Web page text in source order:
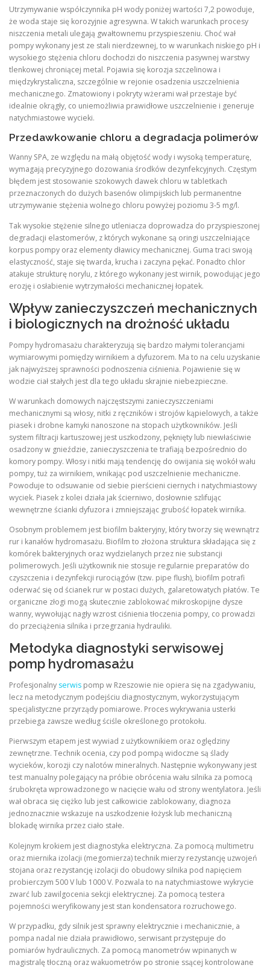
Utrzymywanie współczynnika pH wody poniżej wartości 7,2 powoduje,
że woda staje się korozyjnie agresywna. W takich warunkach procesy
niszczenia metali ulegają gwałtownemu przyspieszeniu. Choć wał
pompy wykonany jest ze stali nierdzewnej, to w warunkach niskiego pH i
wysokiego stężenia chloru dochodzi do niszczenia pasywnej warstwy
tlenkowej chroniącej metal. Pojawia się korozja szczelinowa i
międzykrystaliczna, szczególnie w rejonie osadzenia uszczelnienia
mechanicznego. Zmatowiony i pokryty wżerami wał przestaje być
idealnie okrągły, co uniemożliwia prawidłowe uszczelnienie i generuje
natychmiastowe wycieki.
Przedawkowanie chloru a degradacja polimerów
Wanny SPA, ze względu na małą objętość wody i wysoką temperaturę,
wymagają precyzyjnego dozowania środków dezynfekcyjnych. Częstym
błędem jest stosowanie szokowych dawek chloru w tabletkach
przeznaczonych do dużych basenów olimpijskich lub permanentne
utrzymywanie stężenia wolnego chloru powyżej poziomu 3-5 mg/l.
Tak wysokie stężenie silnego utleniacza doprowadza do przyspieszonej
degradacji elastomerów, z których wykonane są oringi uszczelniające
korpus pompy oraz elementy dławicy mechanicznej. Guma traci swoją
elastyczność, staje się twarda, krucha i zaczyna pękać. Ponadto chlor
atakuje strukturę norylu, z którego wykonany jest wirnik, powodując jego
erozję i osłabienie wytrzymałości mechanicznej łopatek.
Wpływ zanieczyszczeń mechanicznych
i biologicznych na drożność układu
Pompy hydromasażu charakteryzują się bardzo małymi tolerancjami
wymiarowymi pomiędzy wirnikiem a dyfuzorem. Ma to na celu uzyskanie
jak najwyższej sprawności podnoszenia ciśnienia. Pojawienie się w
wodzie ciał stałych jest dla tego układu skrajnie niebezpieczne.
W warunkach domowych najczęstszymi zanieczyszczeniami
mechanicznymi są włosy, nitki z ręczników i strojów kąpielowych, a także
piasek i drobne kamyki nanoszone na stopach użytkowników. Jeśli
system filtracji kartuszowej jest uszkodzony, pęknięty lub niewłaściwie
osadzony w gnieździe, zanieczyszczenia te trafiają bezpośrednio do
komory pompy. Włosy i nitki mają tendencję do owijania się wokół wału
pompy, tuż za wirnikiem, wnikając pod uszczelnienie mechaniczne.
Powoduje to odsuwanie od siebie pierścieni ciernych i natychmiastowy
wyciek. Piasek z kolei działa jak ścierniwo, dosłownie szlifując
wewnętrzne ścianki dyfuzora i zmniejszając grubość łopatek wirnika.
Osobnym problemem jest biofilm bakteryjny, który tworzy się wewnątrz
rur i kanałów hydromasażu. Biofilm to złożona struktura składająca się z
komórek bakteryjnych oraz wydzielanych przez nie substancji
polimerowych. Jeśli użytkownik nie stosuje regularnie preparatów do
czyszczenia i dezynfekcji rurociągów (tzw. pipe flush), biofilm potrafi
oderwać się od ścianek rur w postaci dużych, galaretowatych płatów. Te
organiczne złogi mogą skutecznie zablokować mikroskopijne dysze
wanny, wywołując nagły wzrost ciśnienia tłoczenia pompy, co prowadzi
do przeciążenia silnika i przegrzania hydrauliki.
Metodyka diagnostyki serwisowej
pomp hydromasażu
Profesjonalny serwis pomp w Rzeszowie nie opiera się na zgadywaniu,
lecz na metodycznym podejściu diagnostycznym, wykorzystującym
specjalistyczne przyrządy pomiarowe. Proces wykrywania usterki
przebiega zawsze według ściśle określonego protokołu.
Pierwszym etapem jest wywiad z użytkownikiem oraz oględziny
zewnętrzne. Technik ocenia, czy pod pompą widoczne są ślady
wycieków, korozji czy nalotów mineralnych. Następnie wykonywany jest
test manualny polegający na próbie obrócenia wału silnika za pomocą
śrubokręta wprowadzonego w nacięcie wału od strony wentylatora. Jeśli
wał obraca się ciężko lub jest całkowicie zablokowany, diagnoza
jednoznacznie wskazuje na uszkodzenie łożysk lub mechaniczną
blokadę wirnika przez ciało stałe.
Kolejnym krokiem jest diagnostyka elektryczna. Za pomocą multimetru
oraz miernika izolacji (megomierza) technik mierzy rezystancję uzwojeń
stojana oraz rezystancję izolacji do obudowy silnika pod napięciem
probierczym 500 V lub 1000 V. Pozwala to na natychmiastowe wykrycie
zwarć lub zawilgocenia sekcji elektrycznej. Za pomocą testera
pojemności weryfikowany jest stan kondensatora rozruchowego.
W przypadku, gdy silnik jest sprawny elektrycznie i mechanicznie, a
pompa nadal nie działa prawidłowo, serwisant przystępuje do
pomiarów hydraulicznych. Za pomocą manometrów wpinanych w
magistralę tłoczną oraz wakuometrów po stronie ssącej kontrolowane